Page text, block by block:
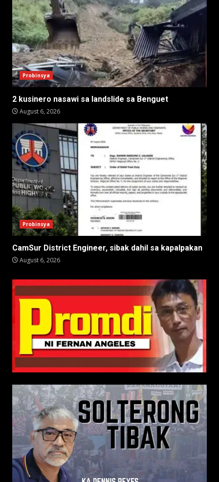
Probinsya
2 kusinero nasawi sa landslide sa Benguet
August 6, 2026
Probinsya
CamSur District Engineer, sibak dahil sa kapalpakan
August 6, 2026